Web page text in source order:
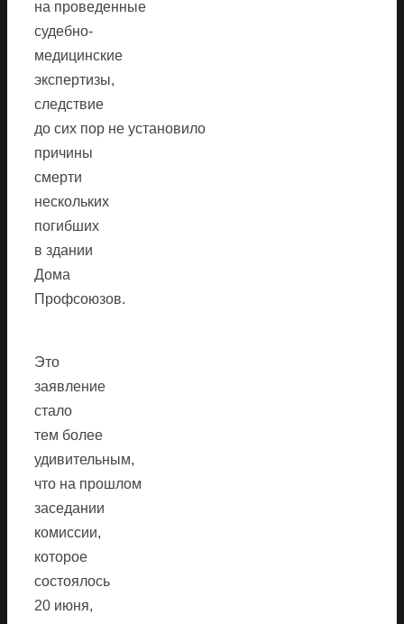
на проведенные
судебно-
медицинские
экспертизы,
следствие
до сих пор не установило
причины
смерти
нескольких
погибших
в здании
Дома
Профсоюзов.
Это
заявление
стало
тем более
удивительным,
что на прошлом
заседании
комиссии,
которое
состоялось
20 июня,